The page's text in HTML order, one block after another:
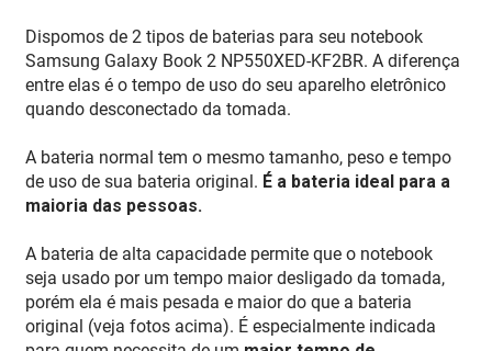
Dispomos de 2 tipos de baterias para seu notebook
Samsung Galaxy Book 2 NP550XED-KF2BR. A diferença
entre elas é o tempo de uso do seu aparelho eletrônico
quando desconectado da tomada.
A bateria normal tem o mesmo tamanho, peso e tempo
de uso de sua bateria original. É a bateria ideal para a
maioria das pessoas.
A bateria de alta capacidade permite que o notebook
seja usado por um tempo maior desligado da tomada,
porém ela é mais pesada e maior do que a bateria
original (veja fotos acima). É especialmente indicada